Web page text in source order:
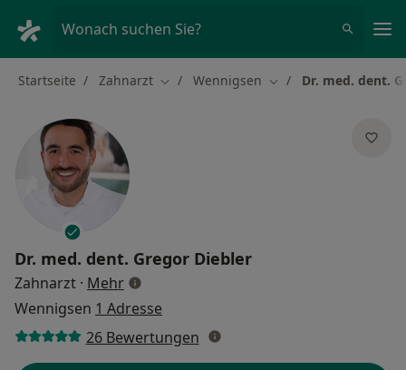
Wonach suchen Sie?
Startseite Zahnarzt Stadt ändern
Wennigsen Stadt ändern
Dr. med. dent.
Dr. med. dent. Gregor Diebler
Zahnarzt · Mehrüber Spezialisierungen
Wennigsen 1 Adresse
26 Bewertungen